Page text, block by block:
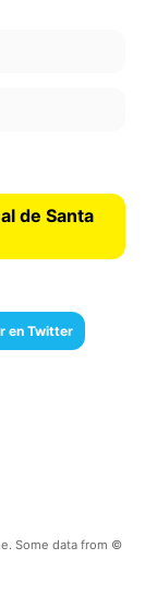
de Santa
en Twitter
Some data from ©